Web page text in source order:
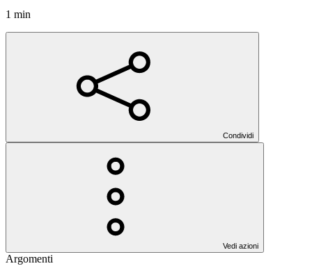
1 min
Condividi
Vedi azioni
Argomenti